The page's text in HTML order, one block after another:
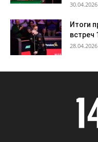
30.04.2026
Итоги
встреч
28.04.2026